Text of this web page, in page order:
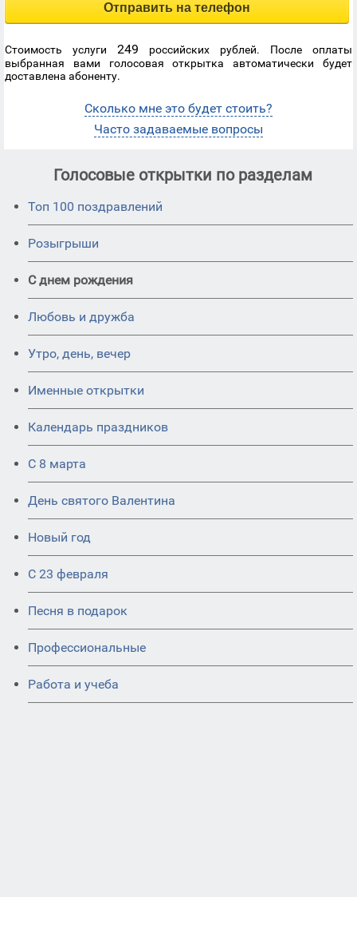
Отправить на телефон
Стоимость услуги 249 российских рублей. После оплаты
выбранная вами голосовая открытка автоматически будет
доставлена абоненту.
Сколько мне это будет стоить?
Часто задаваемые вопросы
Голосовые открытки по разделам
Топ 100 поздравлений
Розыгрыши
С днем рождения
Любовь и дружба
Утро, день, вечер
Именные открытки
Календарь праздников
С 8 марта
День святого Валентина
Новый год
С 23 февраля
Песня в подарок
Профессиональные
Работа и учеба